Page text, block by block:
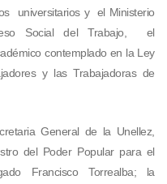
universitarios y el Ministerio
Social del Trabajo, el
contemplado en la Ley
y las Trabajadoras de
General de la Unellez,
del Poder Popular para el
Francisco Torrealba; la